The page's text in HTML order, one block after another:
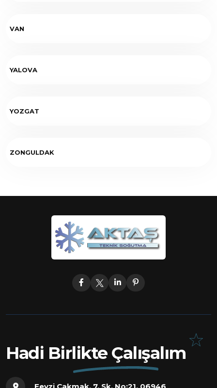
VAN
YALOVA
YOZGAT
ZONGULDAK
Hadi Birlikte Çalışalım